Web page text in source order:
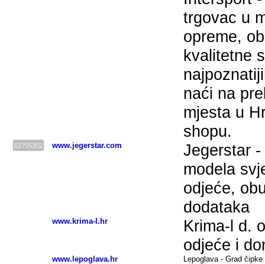
trgovac u
opreme,
kvalitetne
naći na
mjesta u
shopu.
02755302 www.jegerstar.com
Jegerstar
modela
odjeće,
dodataka
www.krima-l.hr
Krima-l d.
odjeće i
www.lepoglava.hr
Lepoglava - Grad